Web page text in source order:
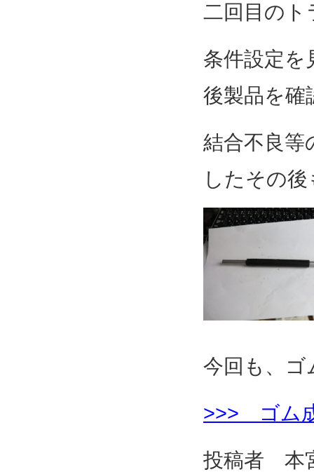
二回目のト
条件設定を
後製品を確
結合不良等
したその
今回も、ゴ
>>> ゴム
投稿者 本